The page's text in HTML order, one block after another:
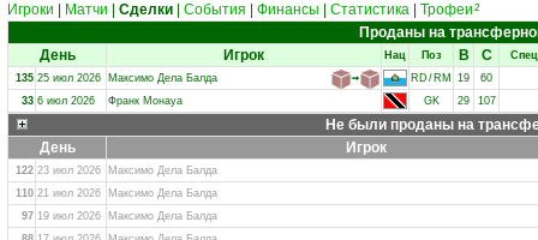
Игроки
Матчи Сделки События Финансы Статистика Трофеи 2
Проданы на
День
Игрок Нац Поз В С
135 25 июл 2026 ➟
Максимо Дела Балда RD / RM 19
60
33 6 июл 2026 Франк Монауа GK 29 107
Не были проданы на
День
Игрок
122 23 июл 2026
Максимо Дела Балда
110 21 июл 2026
Максимо Дела Балда
97 19 июл 2026
Максимо Дела Балда